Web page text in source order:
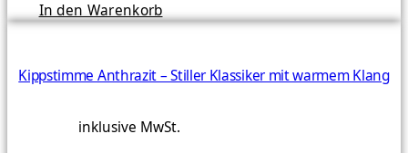
In den Warenkorb
Kippstimme Anthrazit – Stiller Klassiker mit warmem Klang
inklusive MwSt.